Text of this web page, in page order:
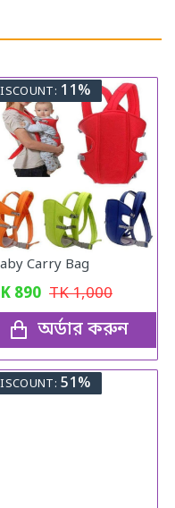
11%
Carry Bag
890 TK1,000
অর্ডার করুন
51%